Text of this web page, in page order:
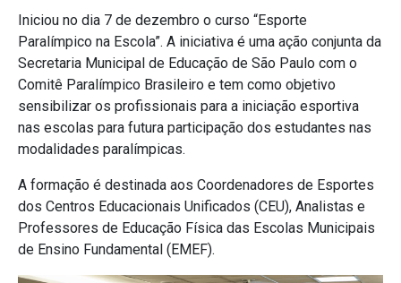
Iniciou no dia 7 de dezembro o curso “Esporte
Paralímpico na Escola”. A iniciativa é uma ação conjunta da
Secretaria Municipal de Educação de São Paulo com o
Comitê Paralímpico Brasileiro e tem como objetivo
sensibilizar os profissionais para a iniciação esportiva
nas escolas para futura participação dos estudantes nas
modalidades paralímpicas.
A formação é destinada aos Coordenadores de Esportes
dos Centros Educacionais Unificados (CEU), Analistas e
Professores de Educação Física das Escolas Municipais
de Ensino Fundamental (EMEF).